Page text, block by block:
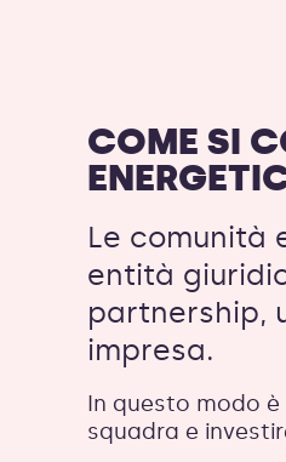
COME SI
Le comunità
entità
partnership,
impresa.
In questo modo
squadra e